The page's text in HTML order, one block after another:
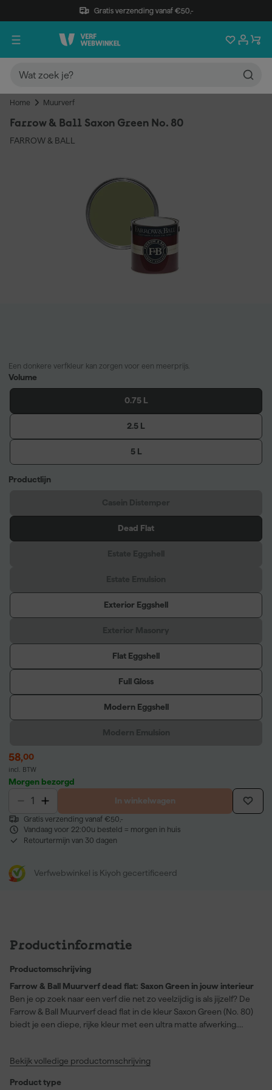
Gratis verzending vanaf €50,-
Home Muurverf
Farrow & Ball Saxon Green No. 80
FARROW & BALL
Een donkere verfkleur kan zorgen voor een meerprijs.
Volume
0.75 L
2.5 L
5 L
Productlijn
Dead Flat
Exterior Eggshell
Flat Eggshell
Full Gloss
Modern Eggshell
58,00
incl. BTW
Morgen bezorgd
In winkelwagen
Gratis verzending vanaf €50,-
Vandaag voor 22:00u besteld = morgen in huis
Retourtermijn van 30 dagen
Verfwebwinkel is Kiyoh gecertificeerd
Productinformatie
Productomschrijving
Farrow & Ball Muurverf dead flat: Saxon Green in jouw interieur
Ben je op zoek naar een verf die net zo veelzijdig is als jijzelf? De
Farrow & Ball Muurverf dead flat in de kleur Saxon Green (No. 80)
biedt je een diepe, rijke kleur met een ultra matte afwerking.
ruimte met gemak en finesse. Of je nu werkt aan een project in je
uitstraling en is daarbij slijtvast, wasbaar en afveegbaar. De
Bekijk volledige productomschrijving
Product type